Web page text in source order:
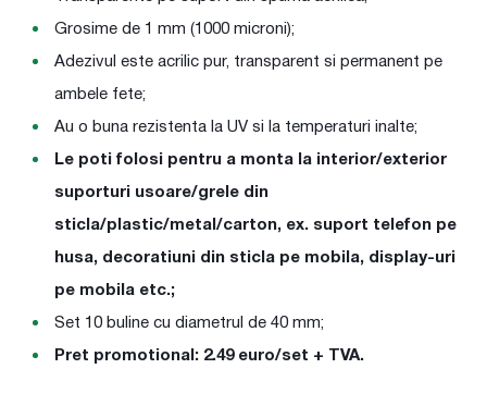
Grosime de 1 mm (1000 microni);
Adezivul este acrilic pur, transparent si permanent pe
ambele fete;
Au o buna rezistenta la UV si la temperaturi inalte;
Le poti folosi pentru a monta la interior/exterior
suporturi usoare/grele din
sticla/plastic/metal/carton, ex. suport telefon pe
husa, decoratiuni din sticla pe mobila, display-uri
pe mobila etc.;
Set 10 buline cu diametrul de 40 mm;
Pret promotional: 2.49 euro/set + TVA.